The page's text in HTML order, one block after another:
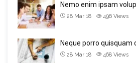
Nemo enim ipsam
28 Mar 18 496 Views
Neque porro quisquam
28 Mar 18 468 Views